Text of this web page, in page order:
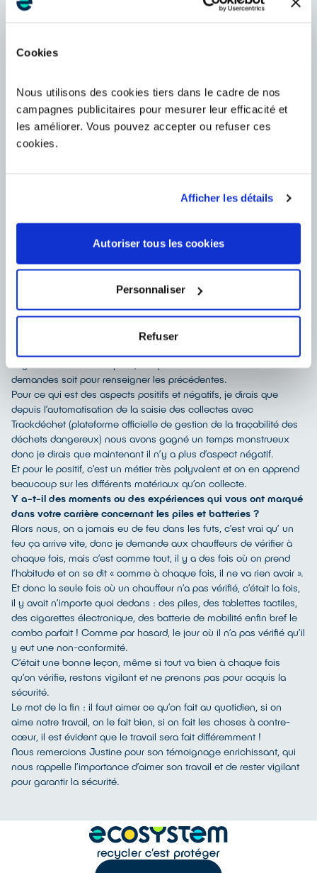
Cookies
Nous utilisons des cookies tiers dans le cadre de nos
campagnes publicitaires pour mesurer leur efficacité et
les améliorer. Vous pouvez accepter ou refuser ces
cookies.
Afficher les détails
Autoriser tous les cookies
Personnaliser
Refuser
mieux les tournées, j’établis un planning avec les collectes des
10 jours ouvrés pour intervenir pour les collectes Corepile.
date d’enlèvement rapide.
Notre politique interne étant d’intervenir sous 48 h, on s’arrange
toujours pour faire au plus vite pour les collectes des éco-
organismes.
Lorsque je récupère les demandes sur la plateforme Corepile, il
savoir gérer. Ce n’est pas toujours évident, mais on y arrive.
Que diriez-vous à quelqu’un qui souhaiterait devenir
responsable des tournées ? Qualités nécessaires, aspects
positifs et négatifs du métier ?
L’organisation c’est le critère le plus important, on a pas que les
piles à gérer on a les autres clients également.
demandes soit pour renseigner les précédentes.
Pour ce qui est des aspects positifs et négatifs, je dirais que
depuis l’automatisation de la saisie des collectes avec
Trackdéchet (plateforme officielle de gestion de la traçabilité des
déchets dangereux) nous avons gagné un temps monstrueux
donc je dirais que maintenant il n’y a plus d’aspect négatif.
Et pour le positif, c’est un métier très polyvalent et on en apprend
beaucoup sur les différents matériaux qu’on collecte.
Y a-t-il des moments ou des expériences qui vous ont marqué
dans votre carrière concernant les piles et batteries ?
Alors nous, on a jamais eu de feu dans les futs, c’est vrai qu’ un
feu ça arrive vite, donc je demande aux chauffeurs de vérifier à
chaque fois, mais c’est comme tout, il y a des fois où on prend
l’habitude et on se dit « comme à chaque fois, il ne va rien avoir ».
Et donc la seule fois où un chauffeur n’a pas vérifié, c’était la fois,
il y avait n’importe quoi dedans : des piles, des tablettes tactiles,
des cigarettes électronique, des batterie de mobilité enfin bref le
combo parfait ! Comme par hasard, le jour où il n’a pas vérifié qu’il
y eut une non-conformité.
C’était une bonne leçon, même si tout va bien à chaque fois
qu’on vérifie, restons vigilant et ne prenons pas pour acquis la
sécurité.
Le mot de la fin : il faut aimer ce qu’on fait au quotidien, si on
aime notre travail, on le fait bien, si on fait les choses à contre-
cœur, il est évident que le travail sera fait différemment !
Nous remercions Justine pour son témoignage enrichissant, qui
nous rappelle l’importance d’aimer son travail et de rester vigilant
pour garantir la sécurité.